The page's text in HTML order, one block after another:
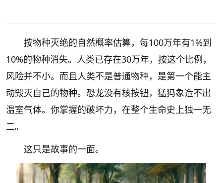
按物种灭绝的自然概率估算，每100万年有1%到
10%的物种消失。人类已存在30万年，按这个比例，
风险并不小。而且人类不是普通物种，是第一个能主
动毁灭自己的物种。恐龙没有核按钮，猛犸象造不出
温室气体。你掌握的破坏力，在整个生命史上独一无
二。
这只是故事的一面。